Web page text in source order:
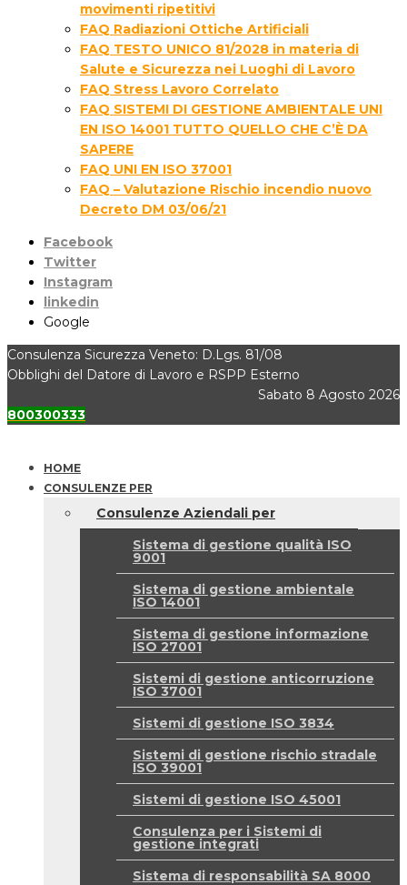
movimenti ripetitivi
FAQ Radiazioni Ottiche Artificiali
FAQ TESTO UNICO 81/2028 in materia di
Salute e Sicurezza nei Luoghi di Lavoro
FAQ Stress Lavoro Correlato
FAQ SISTEMI DI GESTIONE AMBIENTALE UNI
EN ISO 14001 TUTTO QUELLO CHE C’È DA
SAPERE
FAQ UNI EN ISO 37001
FAQ – Valutazione Rischio incendio nuovo
Decreto DM 03/06/21
Facebook
Twitter
Instagram
linkedin
Google
Consulenza Sicurezza Veneto: D.Lgs. 81/08
Obblighi del Datore di Lavoro e RSPP Esterno
Sabato 8 Agosto 2026
800300333
HOME
CONSULENZE PER
Consulenze Aziendali per
Sistema di gestione qualità ISO
9001
Sistema di gestione ambientale
ISO 14001
Sistema di gestione informazione
ISO 27001
Sistemi di gestione anticorruzione
ISO 37001
Sistemi di gestione ISO 3834
Sistemi di gestione rischio stradale
ISO 39001
Sistemi di gestione ISO 45001
Consulenza per i Sistemi di
gestione integrati
Sistema di responsabilità SA 8000